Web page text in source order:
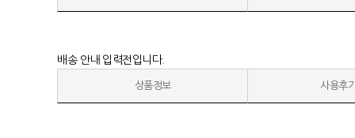
배송 안내 입력전입니다.
상품정보 사용후기